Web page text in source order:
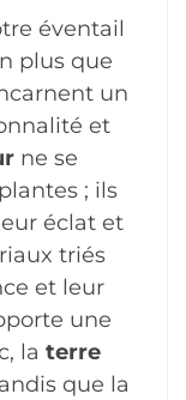
éventail
plus que
un
et
ne se
; ils
éclat et
triés
et leur
une
la terre
que la